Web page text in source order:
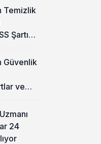
Temizlik
Şartı
Güvenlik
ve
24